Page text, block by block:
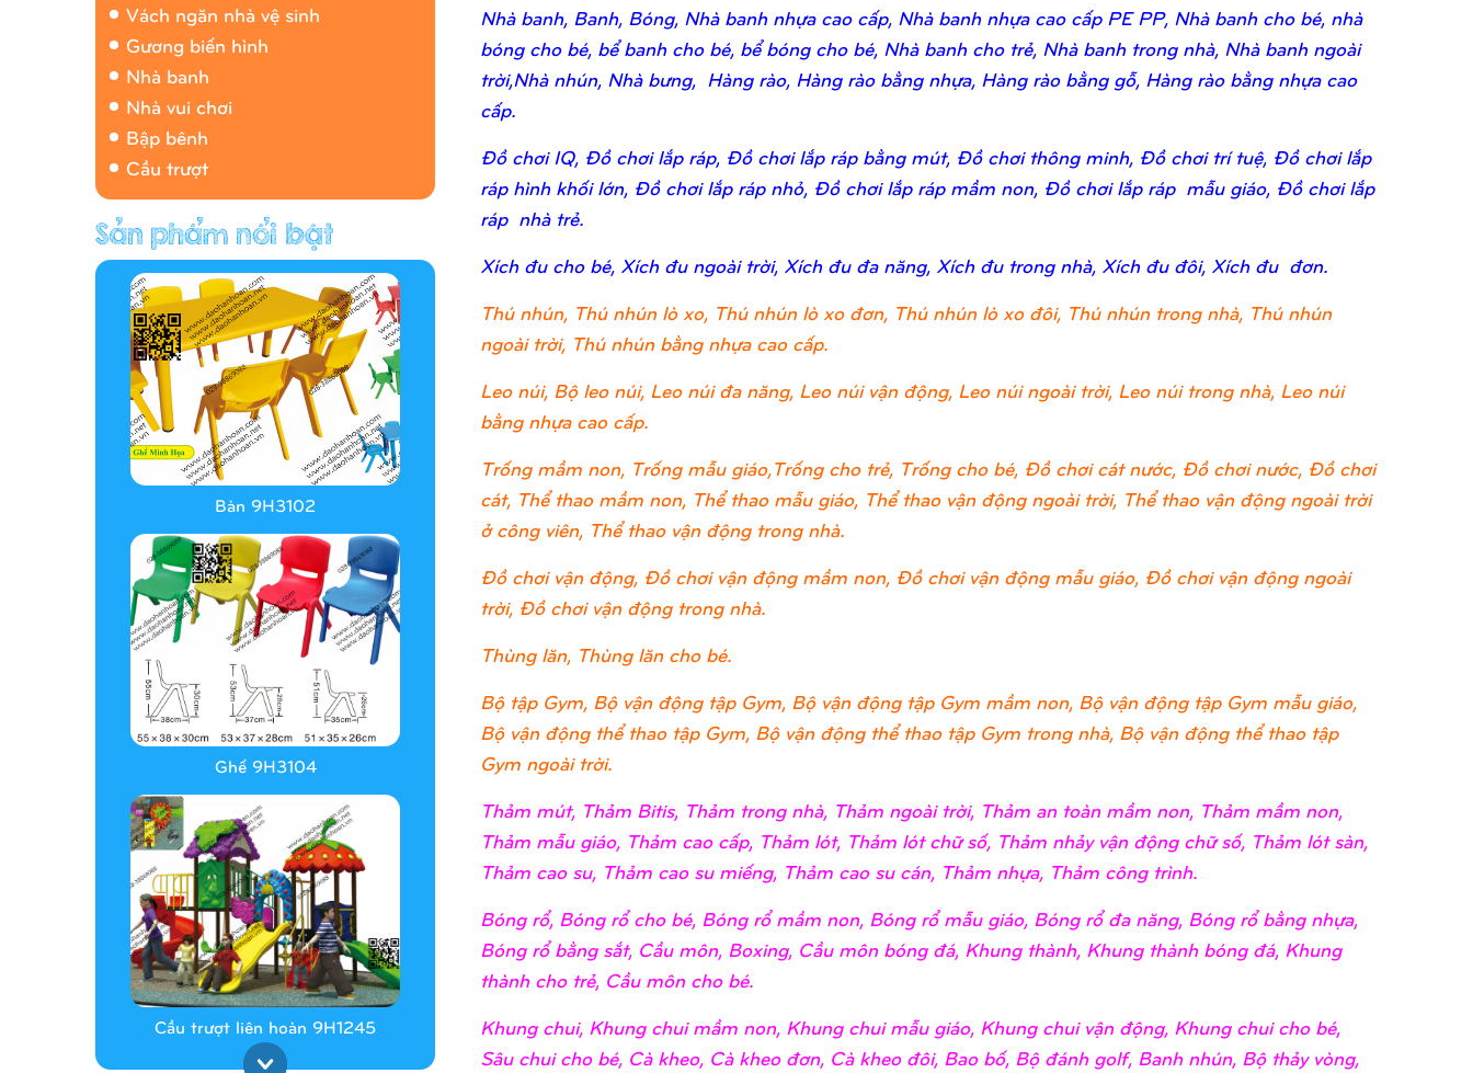
Vách ngăn nhà vệ sinh
Gương biến hình
Nhà banh
Nhà vui chơi
Bập bênh
Cầu trượt
Hàng rào/nhà banh 9H5412
Bàn 9H3102
Ghế 9H3104
Cầu trượt liên hoàn 9H1245
Nhà banh, Banh, Bóng, Nhà banh nhựa cao cấp, Nhà banh nhựa cao cấp PE PP, Nhà banh cho bé, nhà
bóng cho bé, bể banh cho bé, bể bóng cho bé, Nhà banh cho trẻ, Nhà banh trong nhà, Nhà banh ngoài
trời,Nhà nhún, Nhà bưng, Hàng rào, Hàng rào bằng nhựa, Hàng rào bằng gỗ, Hàng rào bằng nhựa cao
cấp.
Đồ chơi IQ, Đồ chơi lắp ráp, Đồ chơi lắp ráp bằng mút, Đồ chơi thông minh, Đồ chơi trí tuệ, Đồ chơi lắp
ráp hình khối lớn, Đồ chơi lắp ráp nhỏ, Đồ chơi lắp ráp mầm non, Đồ chơi lắp ráp mẫu giáo, Đồ chơi lắp
ráp nhà trẻ.
Xích đu cho bé, Xích đu ngoài trời, Xích đu đa năng, Xích đu trong nhà, Xích đu đôi, Xích đu đơn.
Thú nhún, Thú nhún lò xo, Thú nhún lò xo đơn, Thú nhún lò xo đôi, Thú nhún trong nhà, Thú nhún
ngoài trời, Thú nhún bằng nhựa cao cấp.
Leo núi, Bộ leo núi, Leo núi đa năng, Leo núi vận động, Leo núi ngoài trời, Leo núi trong nhà, Leo núi
bằng nhựa cao cấp.
Trống mầm non, Trống mẫu giáo,Trống cho trẻ, Trống cho bé, Đồ chơi cát nước, Đồ chơi nước, Đồ chơi
cát, Thể thao mầm non, Thể thao mẫu giáo, Thể thao vận động ngoài trời, Thể thao vận động ngoài trời
ở công viên, Thể thao vận động trong nhà.
Đồ chơi vận động, Đồ chơi vận động mầm non, Đồ chơi vận động mẫu giáo, Đồ chơi vận động ngoài
trời, Đồ chơi vận động trong nhà.
Thùng lăn, Thùng lăn cho bé.
Bộ tập Gym, Bộ vận động tập Gym, Bộ vận động tập Gym mầm non, Bộ vận động tập Gym mẫu giáo,
Bộ vận động thể thao tập Gym, Bộ vận động thể thao tập Gym trong nhà, Bộ vận động thể thao tập
Gym ngoài trời.
Thảm mút, Thảm Bitis, Thảm trong nhà, Thảm ngoài trời, Thảm an toàn mầm non, Thảm mầm non,
Thảm mẫu giáo, Thảm cao cấp, Thảm lót, Thảm lót chữ số, Thảm nhảy vận động chữ số, Thảm lót sàn,
Thảm cao su, Thảm cao su miếng, Thảm cao su cán, Thảm nhựa, Thảm công trình.
Bóng rổ, Bóng rổ cho bé, Bóng rổ mầm non, Bóng rổ mẫu giáo, Bóng rổ đa năng, Bóng rổ bằng nhựa,
Bóng rổ bằng sắt, Cầu môn, Boxing, Cầu môn bóng đá, Khung thành, Khung thành bóng đá, Khung
thành cho trẻ, Cầu môn cho bé.
Khung chui, Khung chui mầm non, Khung chui mẫu giáo, Khung chui vận động, Khung chui cho bé,
Sâu chui cho bé, Cà kheo, Cà kheo đơn, Cà kheo đôi, Bao bố, Bộ đánh golf, Banh nhún, Bộ thảy vòng,